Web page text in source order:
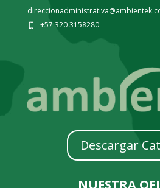
 +57 320 3158280
Descargar